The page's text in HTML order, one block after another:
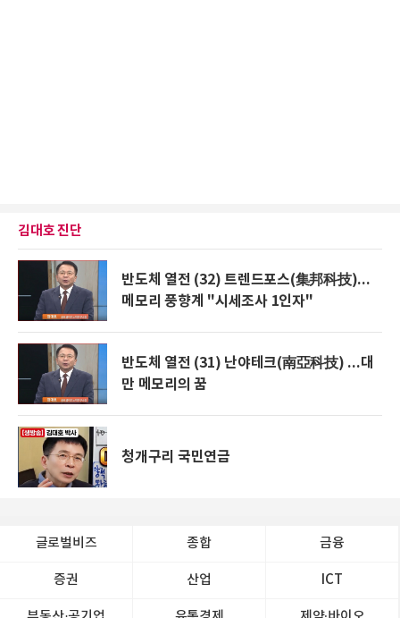
김대호 진단
반도체 열전 (32) 트렌드포스(集邦科技)...
메모리 풍향계 "시세조사 1인자"
반도체 열전 (31) 난야테크(南亞科技) ...대
만 메모리의 꿈
청개구리 국민연금
글로벌비즈 종합 금융
증권 산업 ICT